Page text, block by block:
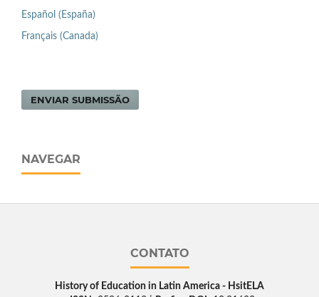
Español (España)
Français (Canada)
ENVIAR SUBMISSÃO
NAVEGAR
CONTATO
History of Education in Latin America - HsitELA